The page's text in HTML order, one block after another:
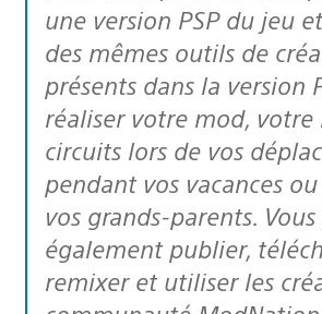
une version PSP du jeu
des mêmes outils de
présents dans la version
réaliser votre mod, votre
circuits lors de vos
pendant vos vacances
vos grands-parents.
également publier,
remixer et utiliser les